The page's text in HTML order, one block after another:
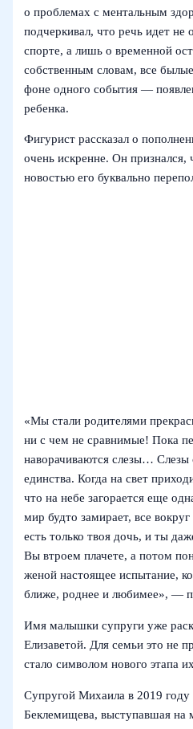
о проблемах с ментальным
подчеркивал, что речь идет не
спорте, а лишь о временной
собственным словам, все
фоне одного события —
ребенка.
Фигурист рассказал о
очень искренне. Он признался,
новостью его буквально
«Мы стали родителями
ни с чем не сравнимые! Пока
наворачиваются слезы… Слезы
единства. Когда на свет
что на небе загорается еще
мир будто замирает, все
есть только твоя дочь, и ты
Вы втроем плачете, а потом
женой настоящее испытание,
ближе, роднее и любимее», —
Имя малышки супруги уже
Елизаветой. Для семьи это не
стало символом нового этапа
Супругой Михаила в 2019 году
Беклемищева, выступавшая на